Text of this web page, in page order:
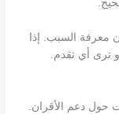
معرفة السبب. إذا
ترى أي تقدم.
حول دعم الأقران.